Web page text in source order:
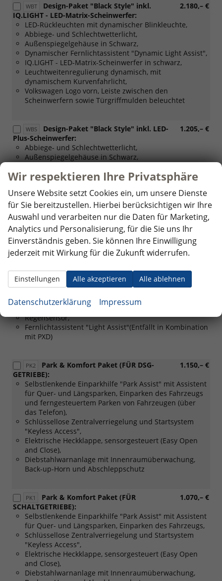
Schaltgetriebe)
WBT 2.180,– €
Design-Paket "Black Style" inkl.
IQ.LIGHT - LED-Matrix-Scheinwerfer:
LED-Rückleuchten mit dynamischer Blinkleuchte,
Abbiege- und Schlechtwetterlicht,
Außenspiegelgehäuse in Schwarz,
Dynamischer Fernlichtassistent "Dynamic Light Assist",
IQ.LIGHT - LED-Matrix-Scheinwerfer in schwarz,
Leuchtweitenregulierung dynamisch, mit
dynamischem Kurvenfahrlicht,
Volkswagen Logo vorn, Leiste zwischen den
Scheinwerfern sowie Türgriffmulden beleuchtet
WBS 1.205,– €
Design-Paket "Black Style" inkl. LED-
Plus-Scheinwerfer:
Abbiege- und Schlechtwetterlicht,
Außenspiegelgehäuse in Schwarz,
Volkswagen Logo vorn, Leiste zwischen den
Scheinwerfern sowie Türgriffmulden beleuchtet
WD3 860,– €
Keyless-Paket mit elektrischer
Heckklappe + Alarmanlage:
Schlüssellose Zentralverriegelung und Startsystem
"Keyless Access",
Elektrische Heckklappe, sensorgesteuert (Easy Open
Diebstahlwarnanlage mit Innenraumüberwachung,
Back-up-Horn und Abschleppschutz
Licht- und Sicht-Paket Plus:
Regensensor,
Fernlichtassistent "Light Assist"(Entfällt in Kombination
mit PXD)
PK2 1.150,– €
Park & Komfort Paket (FÜR DSG-
GETRIEBE):
Selbstlenkende Einparkhilfe "Park Assist" mit Assistent
für Quer- und Längsparken, Einparken des Fahrzeugs
und ferngesteuertem Parken von Fahrzeugen (über
das Telefon),
Schlüssellose Zentralverriegelung und Startsystem
"Keyless Access",
Elektrische Heckklappe, sensorgesteuert (Easy Open
and Close),
Diebstahlwarnanlage mit Innenraumüberwachung,
Back-up-Horn und Abschleppschutz
PK1 1.070,– €
Park & Komfort Paket (FÜR
SCHALTGETRIEBE):
Selbstlenkende Einparkhilfe "Park Assist" mit Assistent
für Quer- und Längsparken, Einparken des Fahrzeugs,
Schlüssellose Zentralverriegelung und Startsystem
"Keyless Access",
Elektrische Heckklappe, sensorgesteuert (Easy Open
and Close),
Diebstahlwarnanlage mit Innenraumüberwachung,
Wir respektieren Ihre Privatsphäre
Unsere Website setzt Cookies ein, um unsere Dienste
für Sie bereitzustellen. Hierbei berücksichtigen wir Ihre
Auswahl und verarbeiten nur die Daten für Marketing,
Analytics und Personalisierung, für die Sie uns Ihr
Einverständnis geben. Sie können Ihre Einwilligung
jederzeit mit Wirkung für die Zukunft widerrufen.
Alle akzeptieren Alle ablehnen
Einstellungen
Datenschutzerklärung Impressum